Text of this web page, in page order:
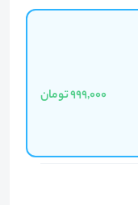
999,000 تومان